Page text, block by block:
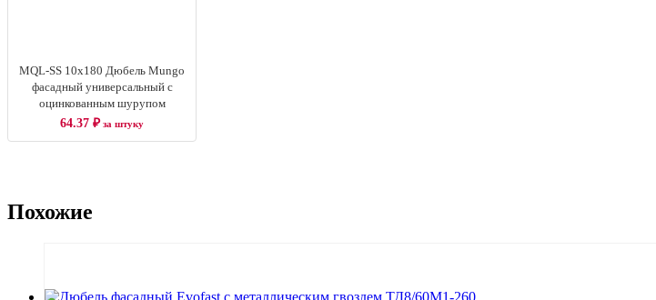
MQL-SS 10x180 Дюбель Mungo
фасадный универсальный с
оцинкованным шурупом
64.37 ₽за штуку
Похожие